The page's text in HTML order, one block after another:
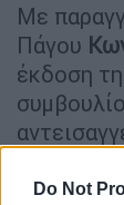
Do Not
Με
Πάγου
έκδοση
την